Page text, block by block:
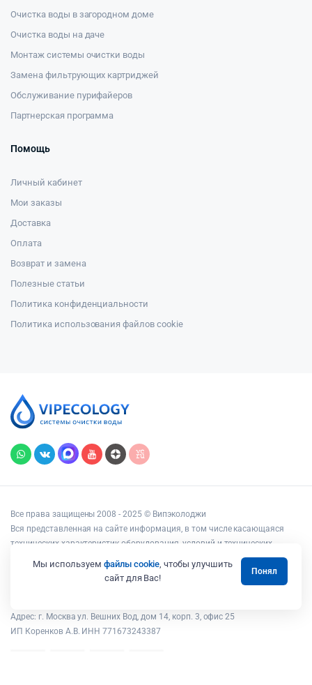
Очистка воды в загородном доме
Очистка воды на даче
Монтаж системы очистки воды
Замена фильтрующих картриджей
Обслуживание пурифайеров
Партнерская программа
Помощь
Личный кабинет
Мои заказы
Доставка
Оплата
Возврат и замена
Полезные статьи
Политика конфиденциальности
Политика использования файлов cookie
Все права защищены 2008 - 2025 © Випэколоджи
Вся представленная на сайте информация, в том числе касающаяся
технических характеристик оборудования, условий и технических
возможностей подключения, наличия на складе, стоимости товаров и
услуг, носит информационный характер и ни при каких условиях не
является публичной офертой, определяемой положениями статьи 437
Адрес: г. Москва ул. Вешних Вод, дом 14, корп. 3, офис 25
ИП Коренков А.В. ИНН 771673243387
Мы используем файлы cookie, чтобы улучшить
сайт для Вас!
Понял